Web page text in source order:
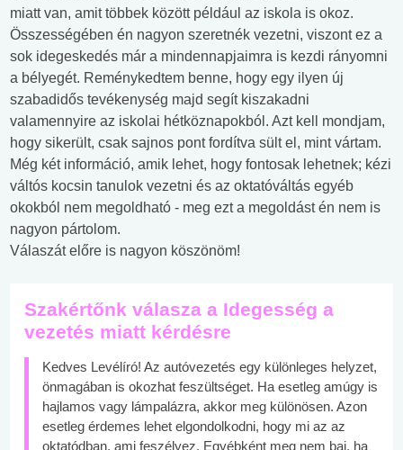
miatt van, amit többek között például az iskola is okoz.
Összességében én nagyon szeretnék vezetni, viszont ez a
sok idegeskedés már a mindennapjaimra is kezdi rányomni
a bélyegét. Reménykedtem benne, hogy egy ilyen új
szabadidős tevékenység majd segít kiszakadni
valamennyire az iskolai hétköznapokból. Azt kell mondjam,
hogy sikerült, csak sajnos pont fordítva sült el, mint vártam.
Még két információ, amik lehet, hogy fontosak lehetnek; kézi
váltós kocsin tanulok vezetni és az oktatóváltás egyéb
okokból nem megoldható - meg ezt a megoldást én nem is
nagyon pártolom.
Válaszát előre is nagyon köszönöm!
Szakértőnk válasza a Idegesség a
vezetés miatt kérdésre
Kedves Levélíró! Az autóvezetés egy különleges helyzet,
önmagában is okozhat feszültséget. Ha esetleg amúgy is
hajlamos vagy lámpalázra, akkor meg különösen. Azon
esetleg érdemes lehet elgondolkodni, hogy mi az az
oktatódban, ami feszélyez. Egyébként meg nem baj, ha